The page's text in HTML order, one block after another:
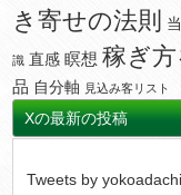
き寄せの法則
識 直感 瞑想 稼ぎ
品 自分軸 見込み客リスト
Xの最新の投稿
Tweets by